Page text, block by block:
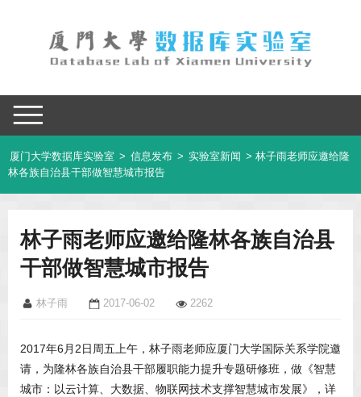
厦门大学数据库实验室 > 信息发布 > 实验室新闻 > 林子雨老师应邀给隆
林各族自治县干部做智慧城市报告
林子雨老师应邀给隆林各族自治县
干部做智慧城市报告
林子雨 2017-06-02 2262
2017年6月2日周五上午，林子雨老师应厦门大学国际关系学院邀
请，为隆林各族自治县干部履职能力提升专题研修班，做《智慧
城市：以云计算、大数据、物联网技术支撑智慧城市发展》，详